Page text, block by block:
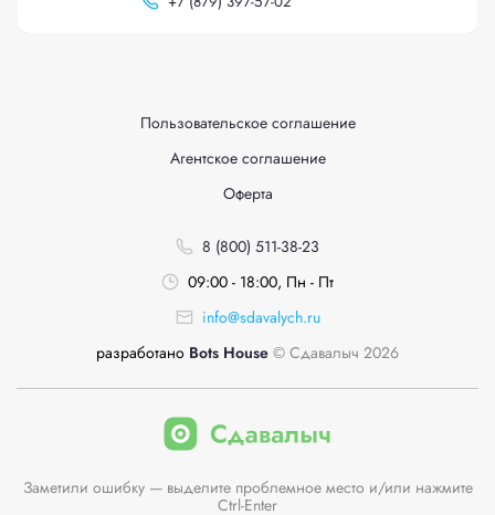
Пользовательское соглашение
Агентское соглашение
Оферта
8 (800) 511-38-23
09:00 - 18:00, Пн - Пт
info@sdavalych.ru
разработано Bots House © Сдавалыч 2026
Заметили ошибку — выделите проблемное место и/или нажмите
Ctrl-Enter